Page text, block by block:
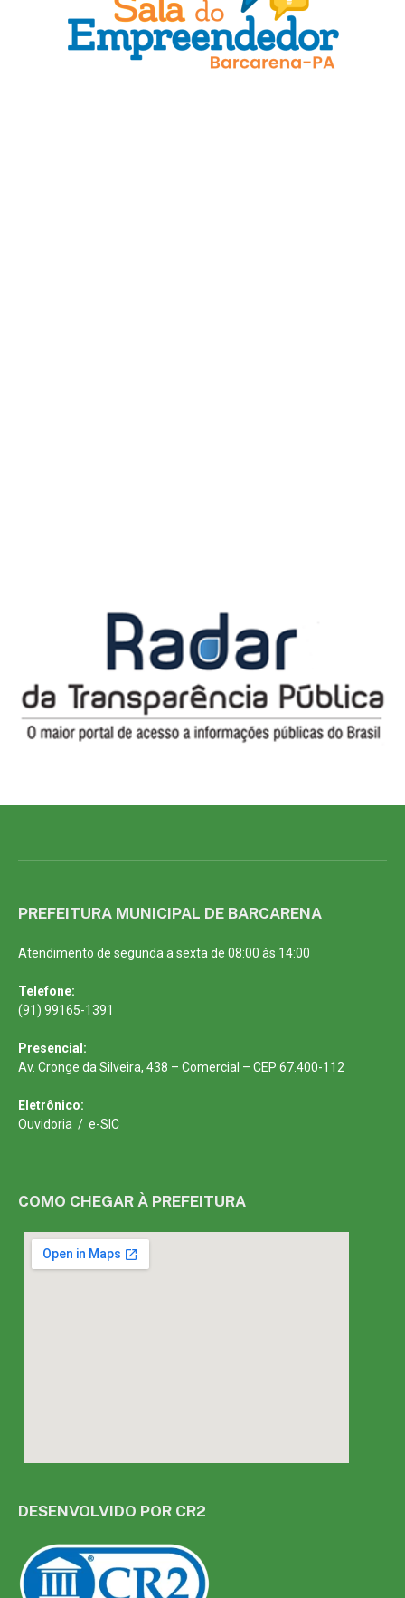
PREFEITURA MUNICIPAL DE BARCARENA
Atendimento de segunda a sexta de 08:00 às 14:00
Telefone:
(91) 99165-1391
Presencial:
Av. Cronge da Silveira, 438 – Comercial – CEP 67.400-112
Eletrônico:
Ouvidoria / e-SIC
COMO CHEGAR À PREFEITURA
DESENVOLVIDO POR CR2